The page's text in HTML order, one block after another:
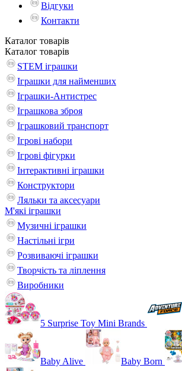
Відгуки
Контакти
Каталог товарів
Каталог товарів
STEM іграшки
Іграшки для найменших
Іграшки-Антистрес
Іграшкова зброя
Іграшковий транспорт
Ігрові набори
Ігрові фігурки
Інтерактивні іграшки
Конструктори
Ляльки та аксесуари
М'які іграшки
Музичні іграшки
Настільні iгри
Розвиваючі іграшки
Творчість та ліплення
Виробники
5 Surprise Toy Mini Brands
Baby Alive Baby Born